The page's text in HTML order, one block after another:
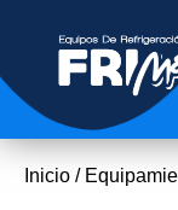
Inicio /